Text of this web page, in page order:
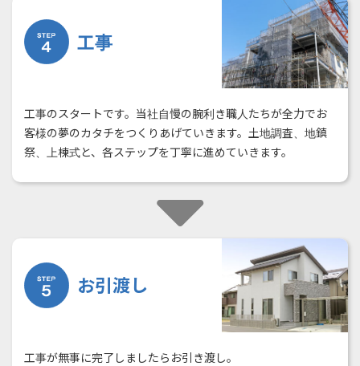
工事
工事のスタートです。当社自慢の腕利き職人たちが全力でお
客様の夢のカタチをつくりあげていきます。土地調査、地鎮
祭、上棟式と、各ステップを丁寧に進めていきます。
お引渡し
工事が無事に完了しましたらお引き渡し。